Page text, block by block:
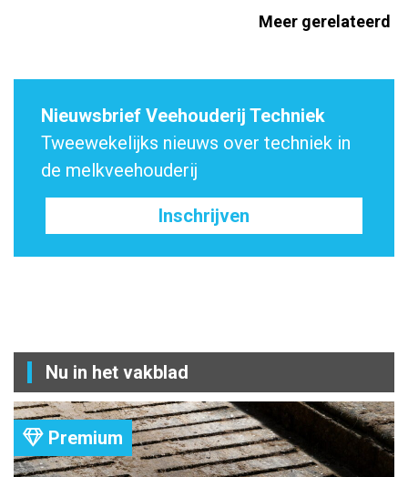
Meer gerelateerd
Nieuwsbrief Veehouderij Techniek
Tweewekelijks nieuws over techniek in
de melkveehouderij
Inschrijven
Nu in het vakblad
Premium